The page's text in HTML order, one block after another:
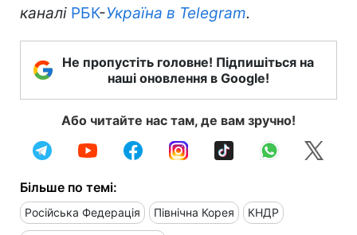
каналі РБК-Україна в Telegram.
Не пропустіть головне! Підпишіться на
наші оновлення в Google!
Або читайте нас там, де вам зручно!
Більше по темі:
Російська Федерація Північна Корея КНДР